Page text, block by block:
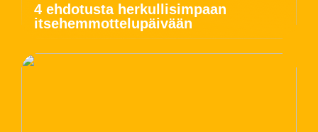
4 ehdotusta herkullisimpaan
itsehemmottelupäivään